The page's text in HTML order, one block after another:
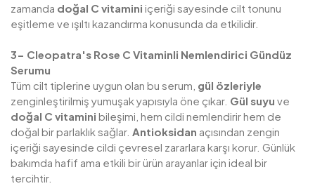
zamanda doğal C vitamini içeriği sayesinde cilt tonunu
eşitleme ve ışıltı kazandırma konusunda da etkilidir.
3- Cleopatra's Rose C Vitaminli Nemlendirici Gündüz
Serumu
Tüm cilt tiplerine uygun olan bu serum, gül özleriyle
zenginleştirilmiş yumuşak yapısıyla öne çıkar. Gül suyu ve
doğal C vitamini bileşimi, hem cildi nemlendirir hem de
doğal bir parlaklık sağlar. Antioksidan açısından zengin
içeriği sayesinde cildi çevresel zararlara karşı korur. Günlük
bakımda hafif ama etkili bir ürün arayanlar için ideal bir
tercihtir.